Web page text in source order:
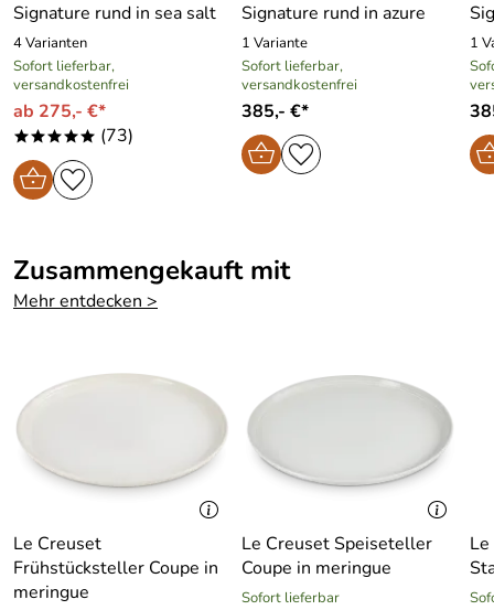
Signature rund in sea salt
4 Varianten
Sofort lieferbar,
versandkostenfrei
ab 275,- €*
***** (73)
Signature rund in azure
1 Variante
Sofort lieferbar,
versandkostenfrei
385,- €*
1
Zusammengekauft mit
Mehr entdecken >
Le Creuset
Frühstücksteller Coupe in
meringue
Le Creuset Speiseteller
Coupe in meringue
Sofort lieferbar